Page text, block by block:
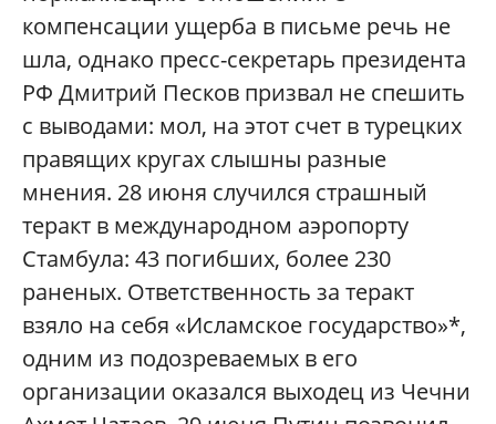
компенсации ущерба в письме речь не
шла, однако пресс-секретарь президента
РФ Дмитрий Песков призвал не спешить
с выводами: мол, на этот счет в турецких
правящих кругах слышны разные
мнения. 28 июня случился страшный
теракт в международном аэропорту
Стамбула: 43 погибших, более 230
раненых. Ответственность за теракт
взяло на себя «Исламское государство»*,
одним из подозреваемых в его
организации оказался выходец из Чечни